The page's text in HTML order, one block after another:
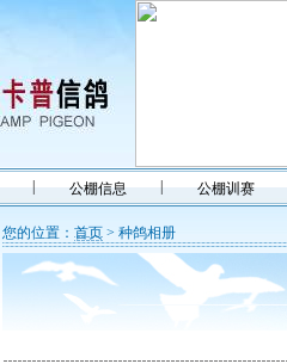
公棚信息 公棚训赛
您的位置： 首页 > 种鸽相册